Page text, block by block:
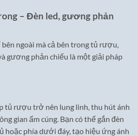
– Đèn led, gương phản
ngoài mà cả bên trong tủ rượu,
gương phản chiếu là một giải pháp
tủ rượu trở nên lung linh, thu hút ánh
gian ấm cúng. Bạn có thể gắn đèn
hoặc phía dưới đáy, tạo hiệu ứng ánh